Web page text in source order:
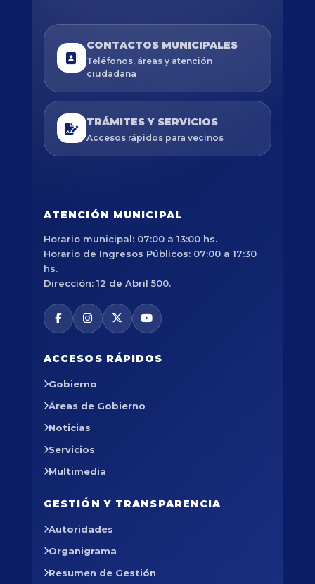
CONTACTOS MUNICIPALES
Teléfonos, áreas y atención
ciudadana
TRÁMITES Y SERVICIOS
Accesos rápidos para vecinos
ATENCIÓN MUNICIPAL
Horario municipal: 07:00 a 13:00 hs.
Horario de Ingresos Públicos: 07:00 a 17:30
hs.
Dirección: 12 de Abril 500.
ACCESOS RÁPIDOS
Gobierno
Áreas de Gobierno
Noticias
Servicios
Multimedia
GESTIÓN Y TRANSPARENCIA
Autoridades
Organigrama
Resumen de Gestión